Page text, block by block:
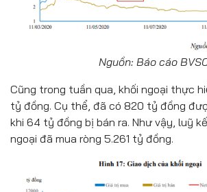
Nguồn: Báo cáo
Cũng trong tuần qua, khối ngoại thực
tỷ đồng. Cụ thể, đã có 820 tỷ đồng
khi 64 tỷ đồng bị bán ra. Như vậy, luỹ
ngoại đã mua ròng 5.261 tỷ đồng.